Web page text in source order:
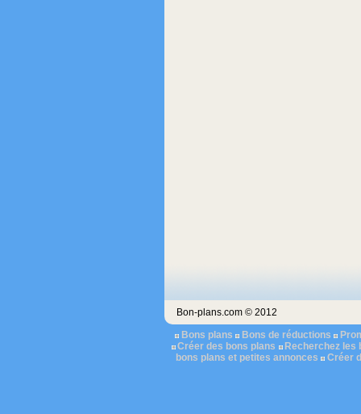
Bon-plans.com © 2012
Bons plans
Bons de réductions
Créer des bons plans
Recherchez les
bons plans et petites annonces
Créer